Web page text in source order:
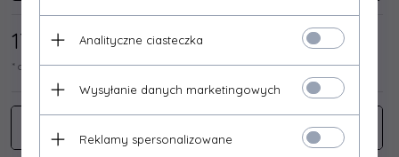
17, 89 / 22,00 PLN*
* cena netto / brutto
Analityczne ciasteczka
Wysyłanie danych marketingowych
Reklamy spersonalizowane